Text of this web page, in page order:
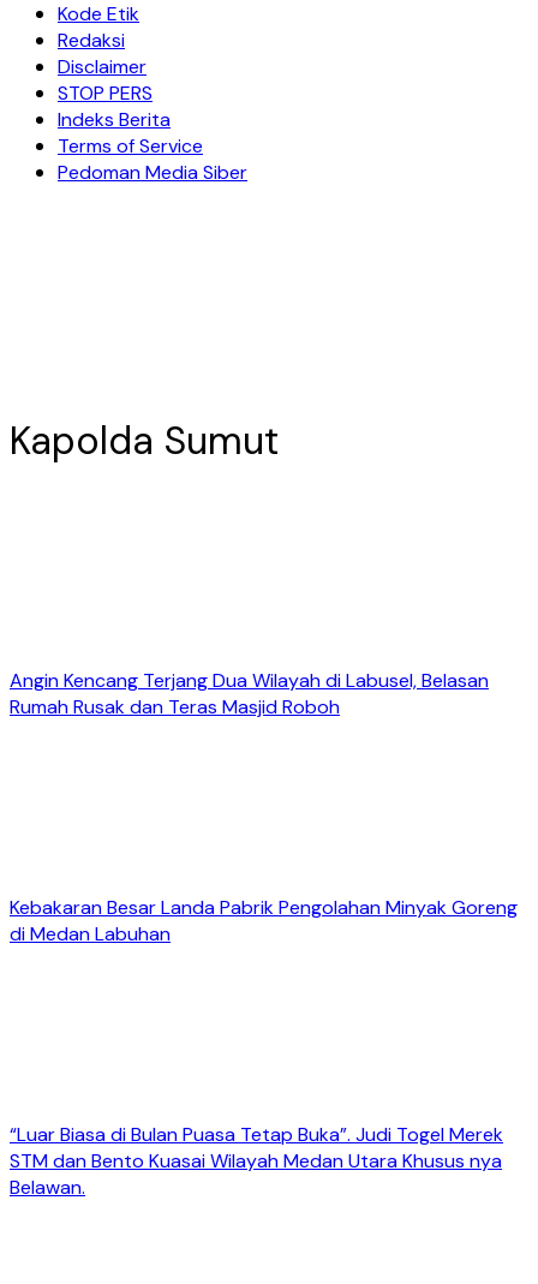
Kode Etik
Redaksi
Disclaimer
STOP PERS
Indeks Berita
Terms of Service
Pedoman Media Siber
Kapolda Sumut
Angin Kencang Terjang Dua Wilayah di Labusel, Belasan
Rumah Rusak dan Teras Masjid Roboh
Kebakaran Besar Landa Pabrik Pengolahan Minyak Goreng
di Medan Labuhan
“Luar Biasa di Bulan Puasa Tetap Buka”. Judi Togel Merek
STM dan Bento Kuasai Wilayah Medan Utara Khusus nya
Belawan.